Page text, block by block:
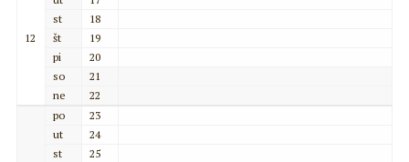
12
st
18
št
19
pi
20
so
21
ne
22
po
23
ut
24
st
25